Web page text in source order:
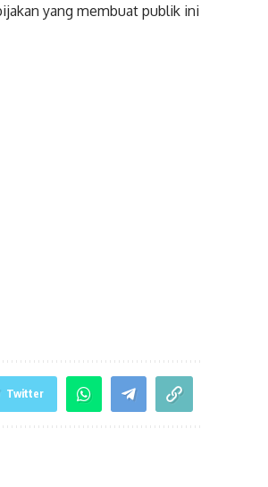
yang membuat publik ini
Twitter